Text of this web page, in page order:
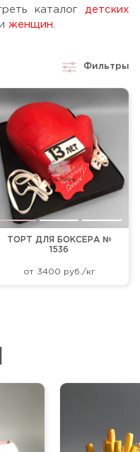
каталог детских
женщин
Фильтры
ТОРТ ДЛЯ БОКСЕРА №
1536
от 3400 руб./кг